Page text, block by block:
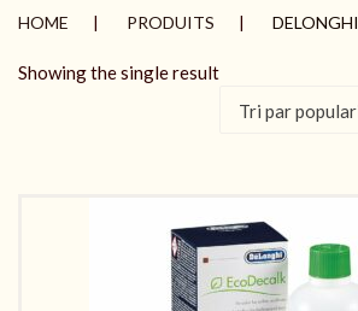
HOME PRODUITS DELONGHI
Showing the single result